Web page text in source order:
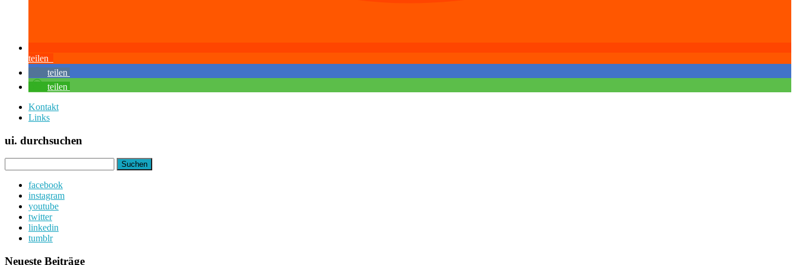
teilen
teilen
teilen
Kontakt
Links
ui. durchsuchen
nach:
facebook
instagram
youtube
twitter
linkedin
tumblr
Neueste Beiträge